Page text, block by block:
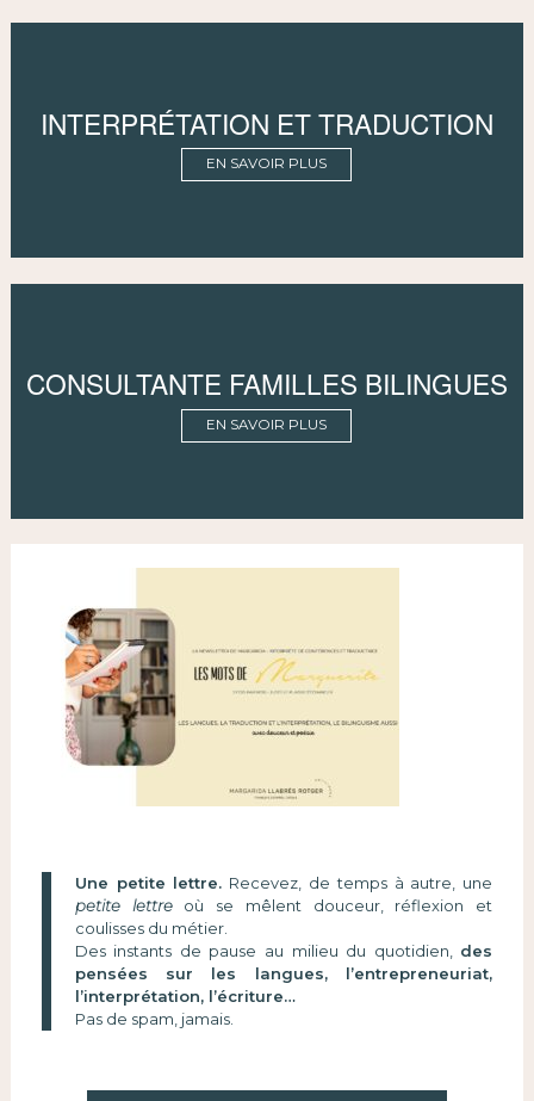
INTERPRÉTATION ET TRADUCTION
EN SAVOIR PLUS
CONSULTANTE FAMILLES BILINGUES
EN SAVOIR PLUS
Une petite lettre. Recevez, de temps à autre, une
petite lettreoù se mêlent douceur, réflexion et
coulisses du métier.
Des instants de pause au milieu du quotidien, des
pensées sur les langues, l’entrepreneuriat,
l’interprétation, l’écriture…
Pas de spam, jamais.